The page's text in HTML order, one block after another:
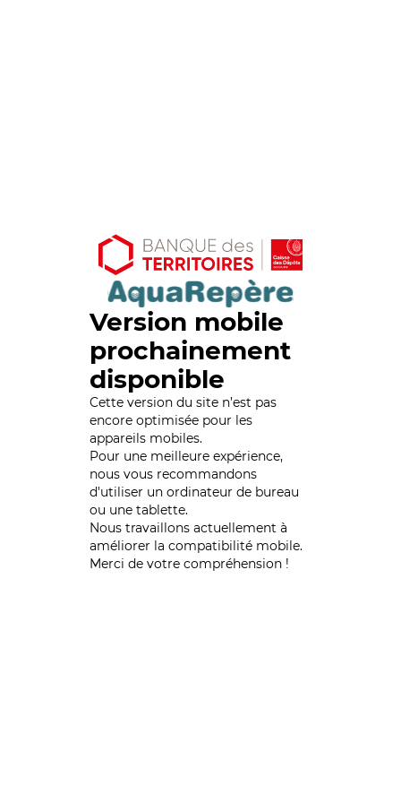
Version mobile
prochainement
disponible
Cette version du site n’est pas
encore optimisée pour les
appareils mobiles.
Pour une meilleure expérience,
nous vous recommandons
d'utiliser un ordinateur de bureau
ou une tablette.
Nous travaillons actuellement à
améliorer la compatibilité mobile.
Merci de votre compréhension !